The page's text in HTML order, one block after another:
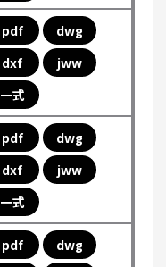
pdf
dwg
dxf
jww
一式
pdf
dwg
dxf
jww
一式
pdf
dwg